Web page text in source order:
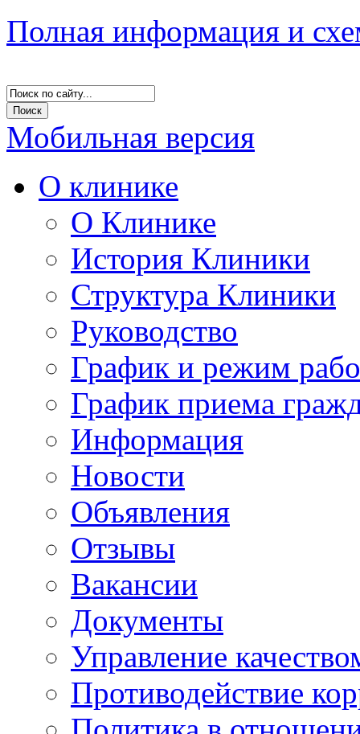
Полная информация и
Мобильная версия
О клинике
О Клинике
История Клиники
Структура Клиники
Руководство
График и режим
График приема
Информация
Новости
Объявления
Отзывы
Вакансии
Документы
Управление
Противодействие